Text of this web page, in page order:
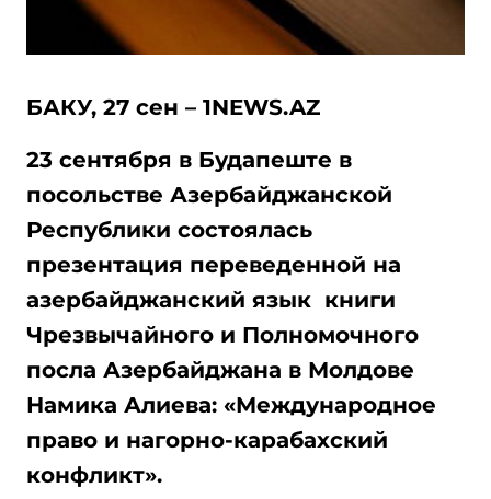
БАКУ, 27 сен – 1NEWS.AZ
23 сентября в Будапеште в
посольстве Азербайджанской
Республики состоялась
презентация переведенной на
азербайджанский язык книги
Чрезвычайного и Полномочного
посла Азербайджана в Молдове
Намика Алиева: «Международное
право и нагорно-карабахский
конфликт».